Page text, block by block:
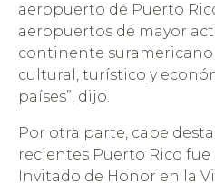
aeropuerto de Puerto
aeropuertos de mayor
continente
cultural, turístico y
países”, dijo.
Por otra parte, cabe
recientes Puerto Rico
Invitado de Honor en la